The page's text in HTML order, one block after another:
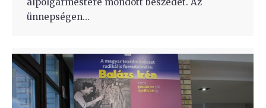
alpolgármestere mondott beszédet. Az
ünnepségen…